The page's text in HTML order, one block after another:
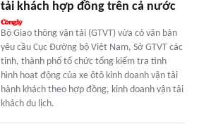
tải khách hợp đồng trên cả nước
Bộ Giao thông vận tải (GTVT) vừa có văn bản
yêu cầu Cục Đường bộ Việt Nam, Sở GTVT các
tỉnh, thành phố tổ chức tổng kiểm tra tình
hình hoạt động của xe ôtô kinh doanh vận tải
hành khách theo hợp đồng, kinh doanh vận tải
khách du lịch.